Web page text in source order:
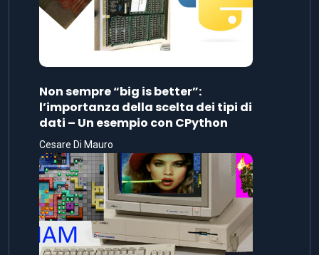
Non sempre “big is better”:
l’importanza della scelta dei tipi di
dati – Un esempio con CPython
Cesare Di Mauro